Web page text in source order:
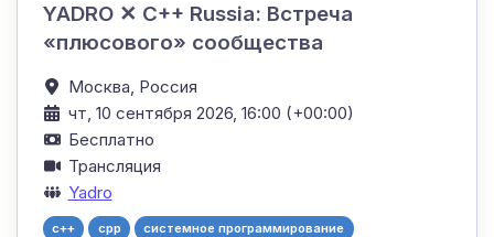
YADRO ✕ C++ Russia: Встреча
«плюсового» сообщества
Москва, Россия
чт, 10 сентября 2026, 16:00 (+00:00)
Бесплатно
Трансляция
Yadro
c++ cpp
системное программирование